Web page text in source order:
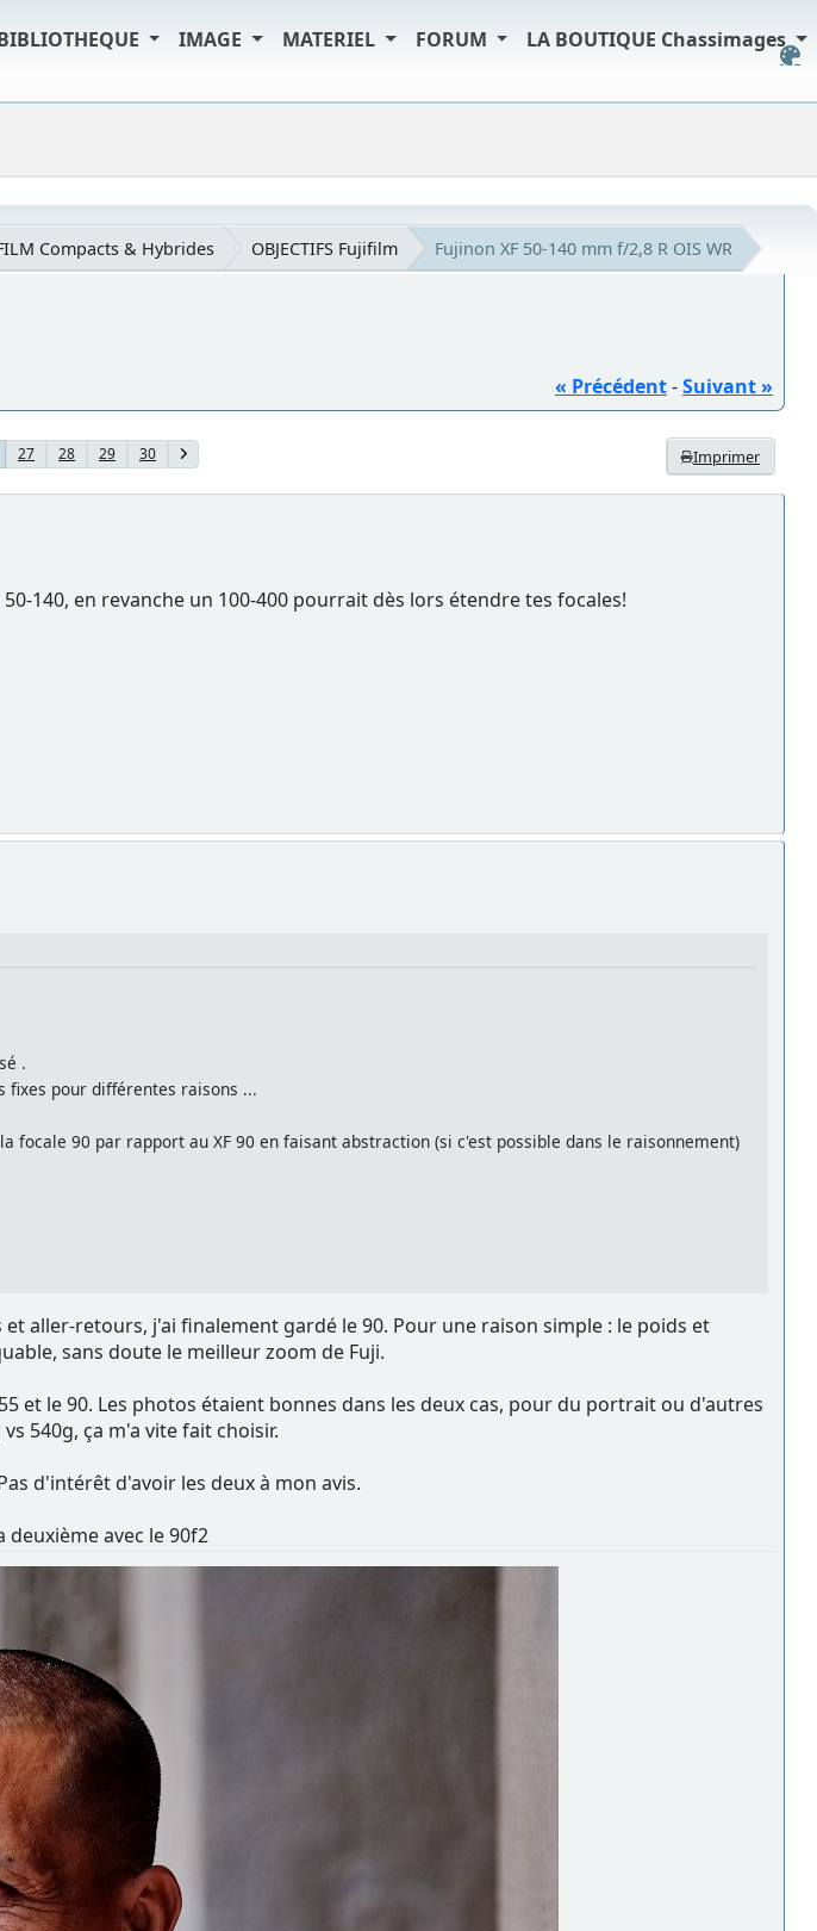
IMAGE MATERIEL FORUM LA BOUTIQUE Chassimages
Compacts & Hybrides OBJECTIFS Fujifilm Fujinon XF 50-140 mm f/2,8 R OIS WR
« Précédent-Suivant »
Imprimer
27 28 29 30
140, en revanche un 100-400 pourrait dès lors étendre tes focales!
.
fixes pour différentes raisons ...
focale 90 par rapport au XF 90 en faisant abstraction (si c'est possible dans le raisonnement)
et aller-retours, j'ai finalement gardé le 90. Pour une raison simple : le poids et
sans doute le meilleur zoom de Fuji.
et le 90. Les photos étaient bonnes dans les deux cas, pour du portrait ou d'autres
540g, ça m'a vite fait choisir.
d'intérêt d'avoir les deux à mon avis.
deuxième avec le 90f2